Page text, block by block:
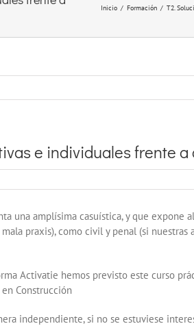
Inicio / Formación / T2.
e individuales frente
una amplísima casuística, y que expone
praxis), como civil y penal (si nuestras
Activatie hemos previsto este curso
Construcción
independiente, si no se estuviese